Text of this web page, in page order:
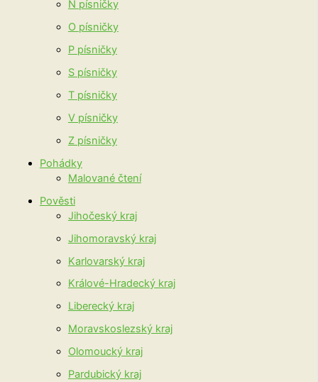
N písničky
O písničky
P písničky
S písničky
T písničky
V písničky
Z písničky
Pohádky
Malované čtení
Pověsti
Jihočeský kraj
Jihomoravský kraj
Karlovarský kraj
Králové-Hradecký kraj
Liberecký kraj
Moravskoslezský kraj
Olomoucký kraj
Pardubický kraj